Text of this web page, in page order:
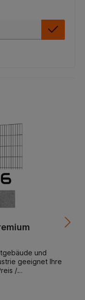
und
geeignet Ihre
/